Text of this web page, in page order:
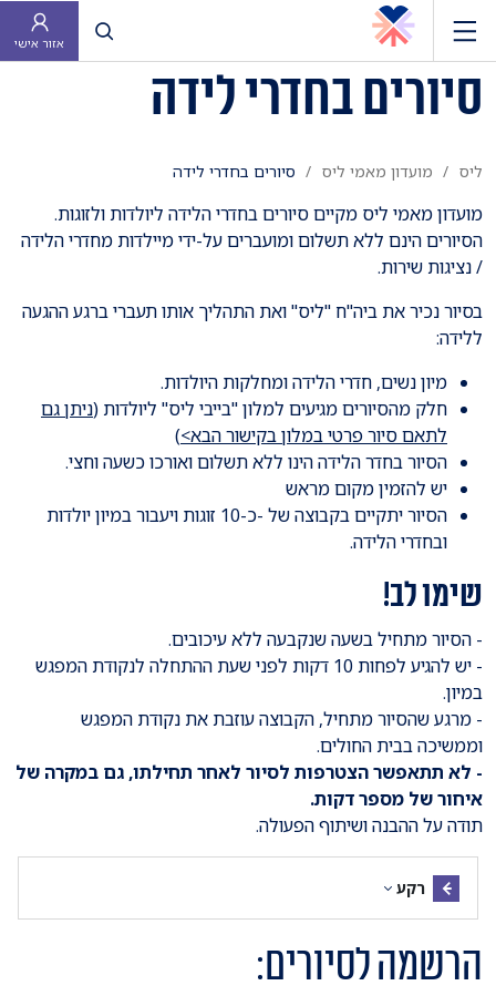
פתח חיפוש
אזור אישי
סיורים בחדרי לידה
ליס מועדון מאמי ליס סיורים בחדרי לידה
מועדון מאמי ליס מקיים סיורים בחדרי הלידה ליולדות ולזוגות.
הסיורים הינם ללא תשלום ומועברים על-ידי מיילדות מחדרי הלידה
/נציגות שירות.
בסיור נכיר את ביה"ח "ליס" ואת התהליך אותו תעברי ברגע ההגעה
ללידה:
מיון נשים, חדריהלידהומחלקות היולדות.
חלק מהסיורים מגיעים למלון "בייבי ליס" ליולדות (ניתן גם
לתאם סיור פרטי במלון בקישור הבא>)
הסיור בחדר הלידה הינו ללא תשלום ואורכו כשעה וחצי.
יש להזמין מקום מראש
הסיור יתקיים בקבוצה של -כ-10 זוגות ויעבור במיון יולדות
ובחדרי הלידה.
שימו לב!
- הסיור מתחיל בשעה שנקבעה ללא עיכובים.
- יש להגיע לפחות 10 דקות לפני שעת ההתחלה לנקודת המפגש
במיון.
- מרגע שהסיור מתחיל, הקבוצה עוזבת את נקודת המפגש
וממשיכה בבית החולים.
- לא תתאפשר הצטרפות לסיור לאחר תחילתו, גם במקרה של
איחור של מספר דקות.
תודה על ההבנה ושיתוף הפעולה.
רקע
הרשמה לסיורים: